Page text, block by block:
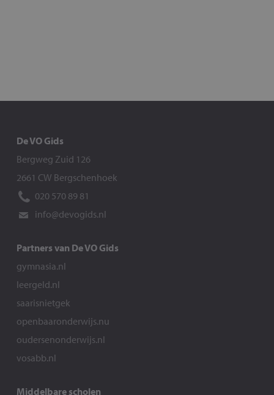
De VO Gids
Bergweg Zuid 126
2661 CW Bergschenhoek
020 570 89 81
info@devogids.nl
Partners van De VO Gids
gymnasia.nl
leergeld.nl
saarisnietgek
openbaaronderwijs.nu
oudersenonderwijs.nl
vosabb.nl
Middelbare scholen